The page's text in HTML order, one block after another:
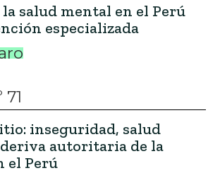
la salud mental en el Perú
especializada
inseguridad, salud
autoritaria de la
el Perú